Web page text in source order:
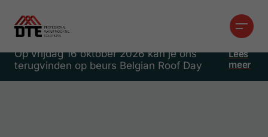
Op vrijdag 16 oktober 2026 kan je ons
terugvinden op beurs Belgian Roof Day
Lees
meer